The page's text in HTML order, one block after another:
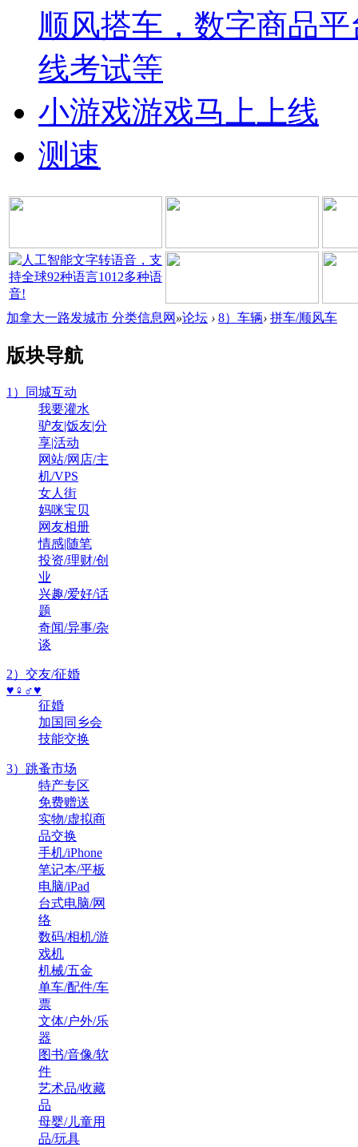
顺风搭车，数字商品
线考试等
小游戏游戏马上上线
测速
加拿大一路发城市 分类信息网 »论坛 › 8）车辆› 拼车/顺风车
版块导航
1）同城互动
我要灌水
驴友|饭友|分
享|活动
网站/网店/主
机/VPS
女人街
妈咪宝贝
网友相册
情感|随笔
投资/理财/创
业
兴趣/爱好/话
题
奇闻/异事/杂
谈
2）交友/征婚
♥♀♂♥
征婚
加国同乡会
技能交换
3）跳蚤市场
特产专区
免费赠送
实物/虚拟商
品交换
手机/iPhone
笔记本/平板
电脑/iPad
台式电脑/网
络
数码/相机/游
戏机
机械/五金
单车/配件/车
票
文体/户外/乐
器
图书/音像/软
件
艺术品/收藏
品
母婴/儿童用
品/玩具